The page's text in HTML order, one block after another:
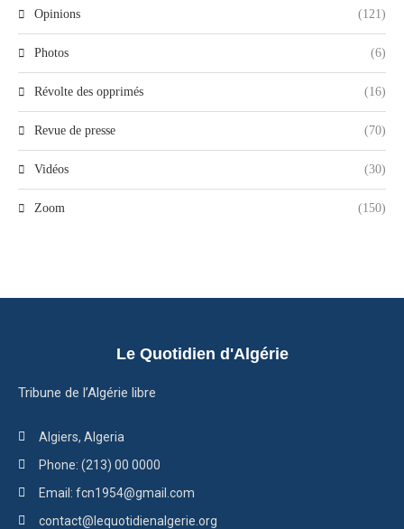
Opinions (121)
Photos (6)
Révolte des opprimés (16)
Revue de presse (70)
Vidéos (30)
Zoom (150)
Le Quotidien d'Algérie
Tribune de l’Algérie libre
Algiers, Algeria
Phone: (213) 00 0000
Email: fcn1954@gmail.com
contact@lequotidienalgerie.org